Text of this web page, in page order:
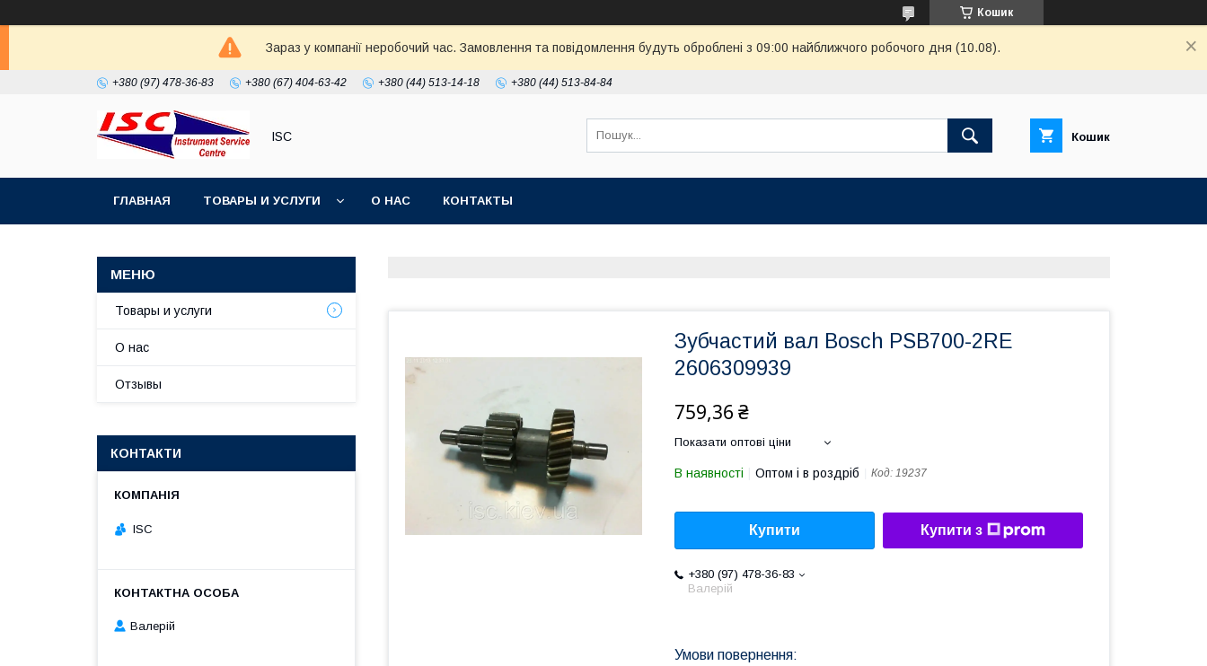
Кошик
Зараз у компанії неробочий час. Замовлення та повідомлення будуть оброблені з 09:00 найближчого робочого дня (10.08).
+380 (97) 478-36-83 +380 (67) 404-63-42 +380 (44) 513-14-18 +380 (44) 513-84-84
ISC Кошик
ГЛАВНАЯ ТОВАРЫ И УСЛУГИ О НАС КОНТАКТЫ
Зубчастий вал Bosch PSB700-2RE
2606309939
759,36 ₴
Показати оптові ціни
В наявності Оптом і в роздріб Код: 19237
Купити Купити з
+380 (97) 478-36-83
Валерій
Товары и услуги
О нас
Отзывы
КОНТАКТИ
ISC
Валерій